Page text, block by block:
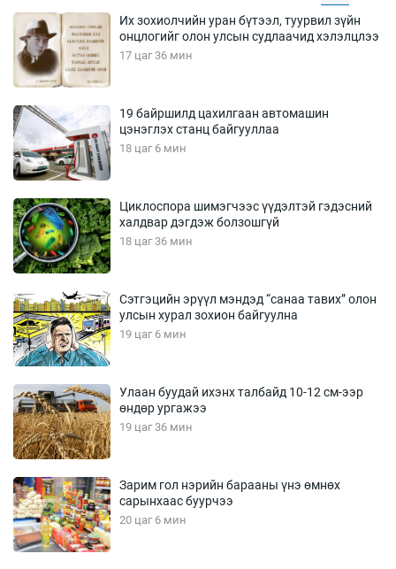
Их зохиолчийн уран бүтээл, туурвил зүйн
онцлогийг олон улсын судлаачид хэлэлцлээ
17 цаг 36 мин
19 байршилд цахилгаан автомашин
цэнэглэх станц байгууллаа
18 цаг 6 мин
Циклоспора шимэгчээс үүдэлтэй гэдэсний
халдвар дэгдэж болзошгүй
18 цаг 36 мин
Сэтгэцийн эрүүл мэндэд “санаа тавих” олон
улсын хурал зохион байгуулна
19 цаг 6 мин
Улаан буудай ихэнх талбайд 10-12 см-ээр
өндөр ургажээ
19 цаг 36 мин
Зарим гол нэрийн барааны үнэ өмнөх
сарынхаас буурчээ
20 цаг 6 мин